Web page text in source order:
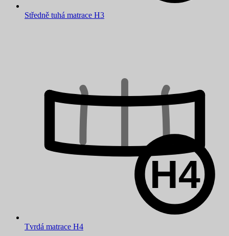
Středně tuhá matrace H3
Tvrdá matrace H4